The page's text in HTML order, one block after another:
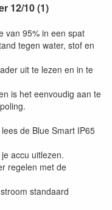
12/10 (1)
van 95% in een spat
tegen water, stof en
uit te lezen en in te
is het eenvoudig aan te
de Blue Smart IP65
accu uitlezen.
regelen met de
standaard